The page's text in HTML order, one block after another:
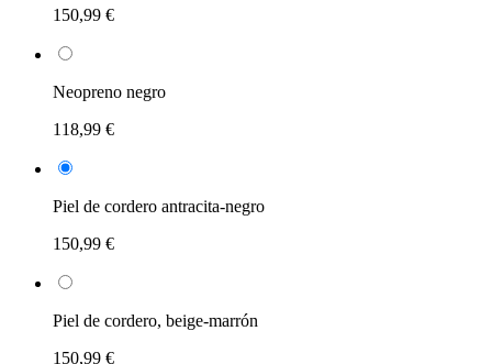
150,99 €
Neopreno negro
118,99 €
Piel de cordero antracita-negro
150,99 €
Piel de cordero, beige-marrón
150,99 €